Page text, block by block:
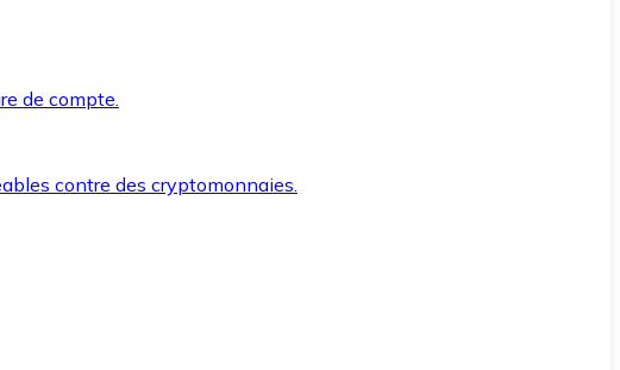
de compte.
contre des cryptomonnaies.